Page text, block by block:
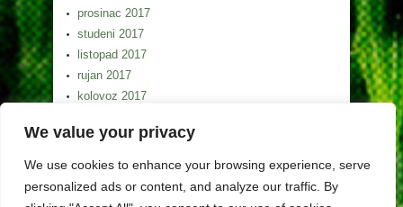
We value your privacy
We use cookies to enhance your browsing experience, serve
personalized ads or content, and analyze our traffic. By
prosinac 2017
studeni 2017
listopad 2017
rujan 2017
kolovoz 2017
lipanj 2017
svibanj 2017